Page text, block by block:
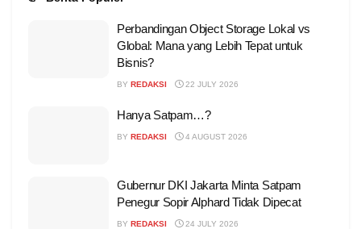
Perbandingan Object Storage Lokal vs
Global: Mana yang Lebih Tepat untuk
Bisnis?
BY REDAKSI 22 JULY 2026
Hanya Satpam…?
BY REDAKSI 4 AUGUST 2026
Gubernur DKI Jakarta Minta Satpam
Penegur Sopir Alphard Tidak Dipecat
BY REDAKSI 24 JULY 2026